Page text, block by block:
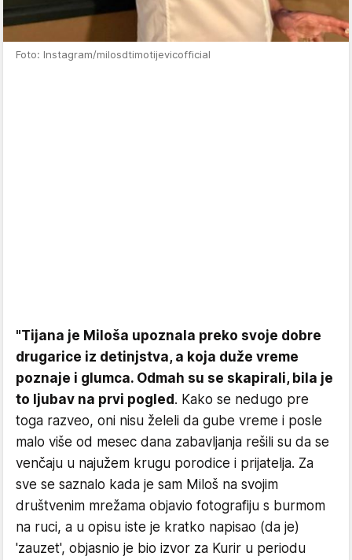
Foto: Instagram/milosdtimotijevicofficial
"Tijana je Miloša upoznala preko svoje dobre
drugarice iz detinjstva, a koja duže vreme
poznaje i glumca. Odmah su se skapirali, bila je
to ljubav na prvi pogled. Kako se nedugo pre
toga razveo, oni nisu želeli da gube vreme i posle
malo više od mesec dana zabavljanja rešili su da se
venčaju u najužem krugu porodice i prijatelja. Za
sve se saznalo kada je sam Miloš na svojim
društvenim mrežama objavio fotografiju s burmom
na ruci, a u opisu iste je kratko napisao (da je)
'zauzet', objasnio je bio izvor za Kurir u periodu